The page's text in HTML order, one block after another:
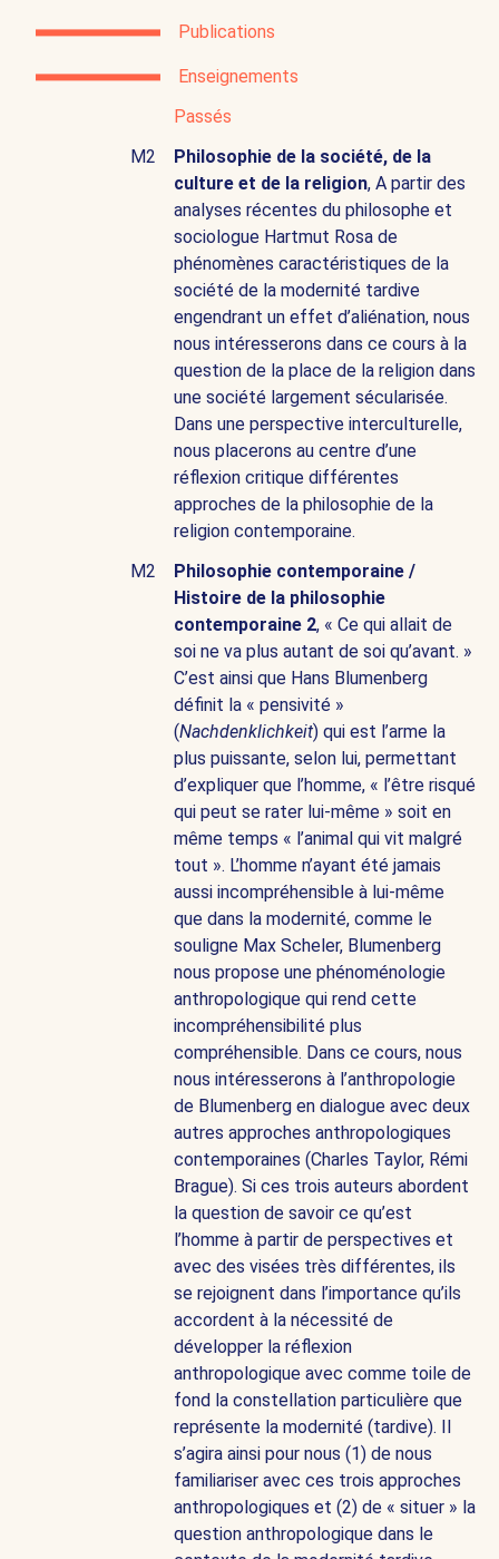
Publications
Enseignements
Passés
M2
Philosophie de la société, de la
culture et de la religion, A partir des
analyses récentes du philosophe et
sociologue Hartmut Rosa de
phénomènes caractéristiques de la
société de la modernité tardive
engendrant un effet d’aliénation, nous
nous intéresserons dans ce cours à la
question de la place de la religion dans
une société largement sécularisée.
Dans une perspective interculturelle,
nous placerons au centre d’une
réflexion critique différentes
approches de la philosophie de la
religion contemporaine.
M2
Philosophie contemporaine /
Histoire de la philosophie
contemporaine 2, « Ce qui allait de
soi ne va plus autant de soi qu’avant. »
C’est ainsi que Hans Blumenberg
définit la « pensivité »
(Nachdenklichkeit) qui est l’arme la
plus puissante, selon lui, permettant
d’expliquer que l’homme, « l’être risqué
qui peut se rater lui-même » soit en
même temps « l’animal qui vit malgré
tout ». L’homme n’ayant été jamais
aussi incompréhensible à lui-même
que dans la modernité, comme le
souligne Max Scheler, Blumenberg
nous propose une phénoménologie
anthropologique qui rend cette
incompréhensibilité plus
compréhensible. Dans ce cours, nous
nous intéresserons à l’anthropologie
de Blumenberg en dialogue avec deux
autres approches anthropologiques
contemporaines (Charles Taylor, Rémi
Brague). Si ces trois auteurs abordent
la question de savoir ce qu’est
l’homme à partir de perspectives et
avec des visées très différentes, ils
se rejoignent dans l’importance qu’ils
accordent à la nécessité de
développer la réflexion
anthropologique avec comme toile de
fond la constellation particulière que
représente la modernité (tardive). Il
s’agira ainsi pour nous (1) de nous
familiariser avec ces trois approches
anthropologiques et (2) de « situer » la
question anthropologique dans le